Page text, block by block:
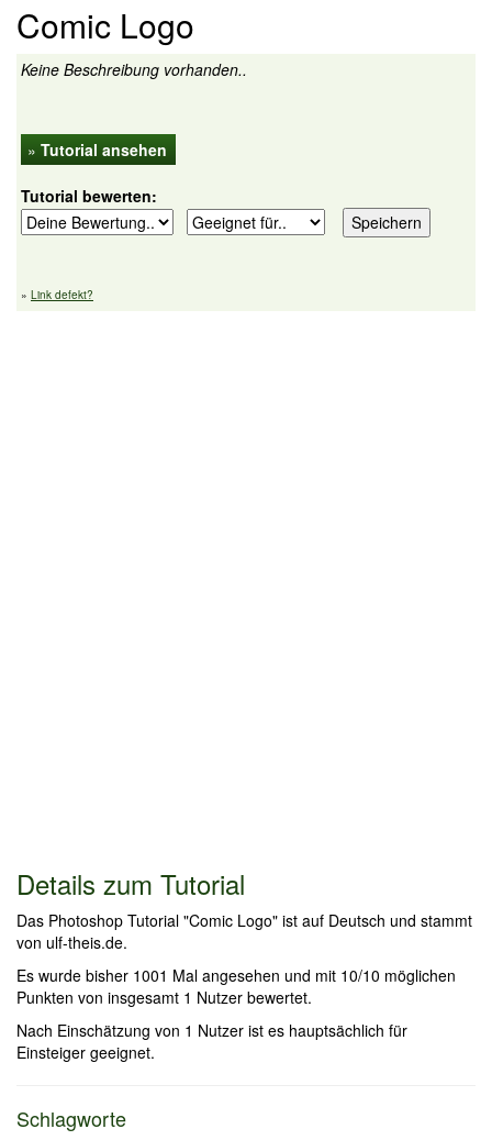
Comic Logo
Keine Beschreibung vorhanden..
» Tutorial ansehen
Tutorial bewerten:
» Link defekt?
Details zum Tutorial
Das Photoshop Tutorial "Comic Logo" ist auf Deutsch und stammt
von ulf-theis.de.
Es wurde bisher 1001 Mal angesehen und mit 10/10 möglichen
Punkten von insgesamt 1 Nutzer bewertet.
Nach Einschätzung von 1 Nutzer ist es hauptsächlich für
Einsteiger geeignet.
Schlagworte